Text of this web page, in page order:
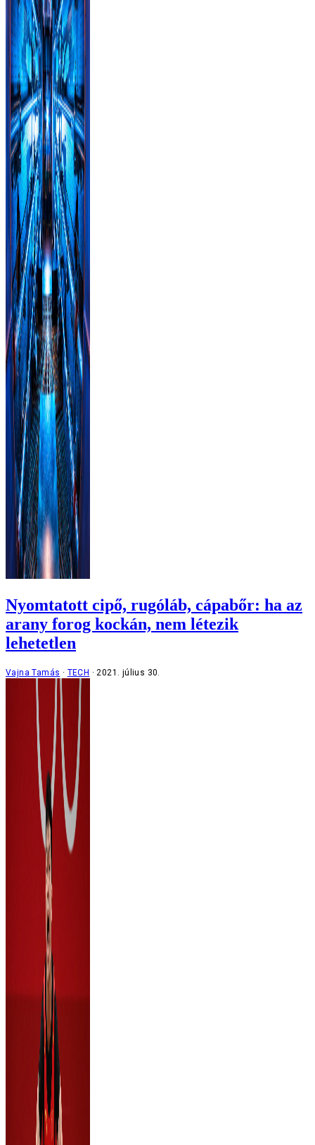
Nyomtatott cipő, rugóláb, cápabőr: ha az
arany forog kockán, nem létezik
lehetetlen
Vajna Tamás TECH 2021. július 30.